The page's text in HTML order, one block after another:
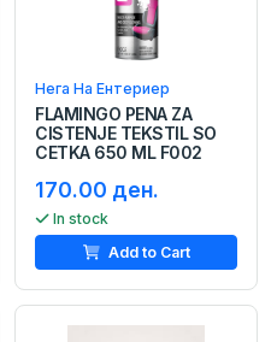
Нега На Ентериер
FLAMINGO PENA ZA
CISTENJE TEKSTIL SO
CETKA 650 ML F002
170.00 ден.
In stock
Add to Cart